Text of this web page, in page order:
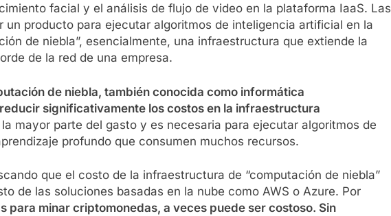
facial y el análisis de flujo de video en la plataforma IaaS. Las
un producto para ejecutar algoritmos de inteligencia artificial en la
de niebla”, esencialmente, una infraestructura que extiende la
de la red de una empresa.
de niebla, también conocida como informática
significativamente los costos en la infraestructura
mayor parte del gasto y es necesaria para ejecutar algoritmos de
profundo que consumen muchos recursos.
que el costo de la infraestructura de “computación de niebla”
de las soluciones basadas en la nube como AWS o Azure. Por
para minar criptomonedas, a veces puede ser costoso. Sin